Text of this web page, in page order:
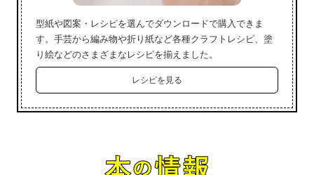
型紙や図案・レシピを選んでダウンロードで購入できま
す。手芸から編み物や折り紙など各種クラフトレシピ、塗
り絵などのさまざまなレシピを揃えました。
レシピを見る